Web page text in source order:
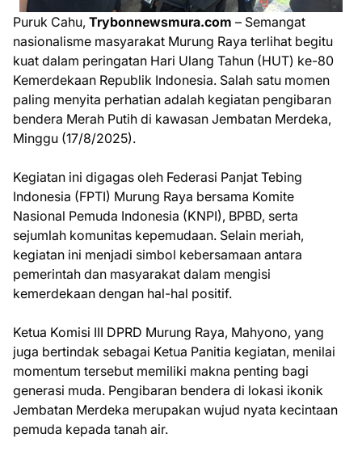
Puruk Cahu, Trybonnewsmura.com – Semangat
nasionalisme masyarakat Murung Raya terlihat begitu
kuat dalam peringatan Hari Ulang Tahun (HUT) ke-80
Kemerdekaan Republik Indonesia. Salah satu momen
paling menyita perhatian adalah kegiatan pengibaran
bendera Merah Putih di kawasan Jembatan Merdeka,
Minggu (17/8/2025).
Kegiatan ini digagas oleh Federasi Panjat Tebing
Indonesia (FPTI) Murung Raya bersama Komite
Nasional Pemuda Indonesia (KNPI), BPBD, serta
sejumlah komunitas kepemudaan. Selain meriah,
kegiatan ini menjadi simbol kebersamaan antara
pemerintah dan masyarakat dalam mengisi
kemerdekaan dengan hal-hal positif.
Ketua Komisi III DPRD Murung Raya, Mahyono, yang
juga bertindak sebagai Ketua Panitia kegiatan, menilai
momentum tersebut memiliki makna penting bagi
generasi muda. Pengibaran bendera di lokasi ikonik
Jembatan Merdeka merupakan wujud nyata kecintaan
pemuda kepada tanah air.